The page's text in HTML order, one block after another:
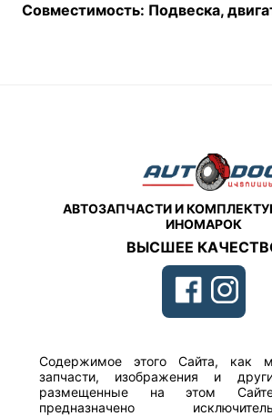
Совместимость: Подвеска,
АВТОЗАПЧАСТИ И
ИНОМАРОК
ВЫСШЕЕ
Содержимое этого Сайта, как
запчасти, изображения и
размещенные на этом Сайте
предназначено